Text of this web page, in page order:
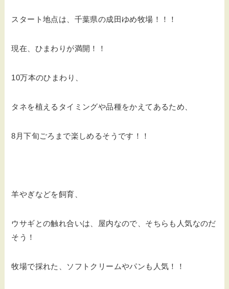
スタート地点は、千葉県の成田ゆめ牧場！！！
現在、ひまわりが満開！！
10万本のひまわり、
タネを植えるタイミングや品種をかえてあるため、
8月下旬ごろまで楽しめるそうです！！
羊やぎなどを飼育、
ウサギとの触れ合いは、屋内なので、そちらも人気なのだ
そう！
牧場で採れた、ソフトクリームやパンも人気！！